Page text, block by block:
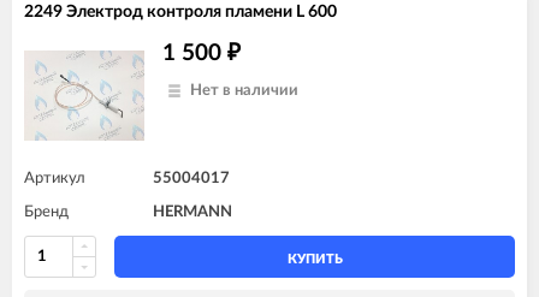
2249 Электрод контроля пламени L 600
1 500 ₽
Нет в наличии
Артикул 55004017
Бренд HERMANN
КУПИТЬ